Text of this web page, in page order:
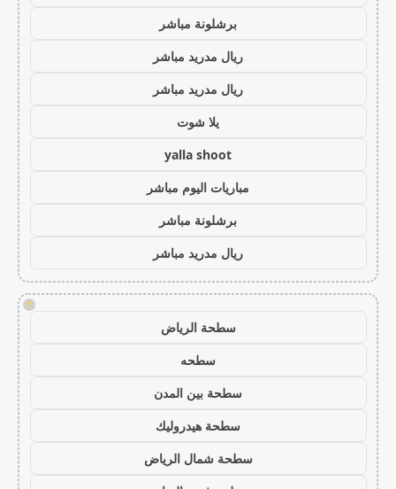
برشلونة مباشر
ريال مدريد مباشر
ريال مدريد مباشر
يلا شوت
yalla shoot
مباريات اليوم مباشر
برشلونة مباشر
ريال مدريد مباشر
!
سطحة الرياض
سطحه
سطحة بين المدن
سطحة هيدروليك
سطحة شمال الرياض